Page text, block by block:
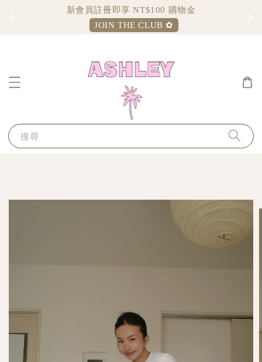
新會員註冊即享 NT$100 購物金
JOIN THE CLUB ✿
搜尋